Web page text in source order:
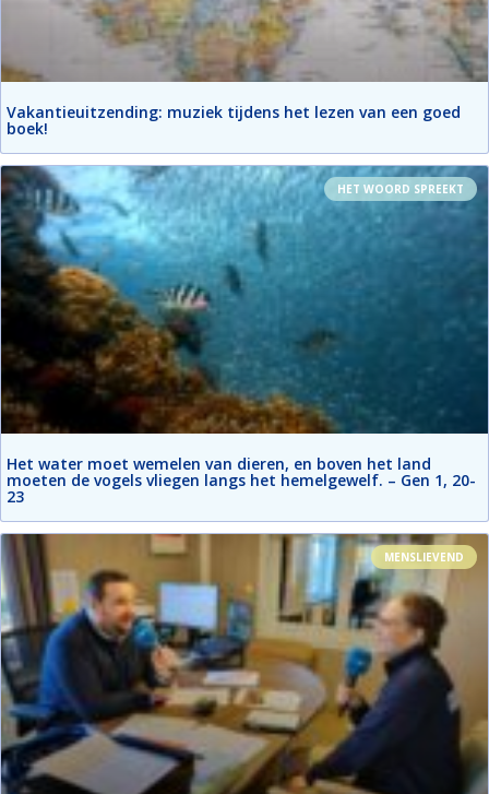
Vakantieuitzending: muziek tijdens het lezen van een goed
boek!
HET WOORD SPREEKT
Het water moet wemelen van dieren, en boven het land
moeten de vogels vliegen langs het hemelgewelf. – Gen 1, 20-
23
MENSLIEVEND